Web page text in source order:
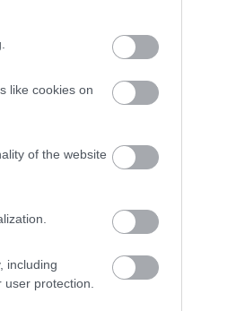
like cookies on
of the website
including
protection.